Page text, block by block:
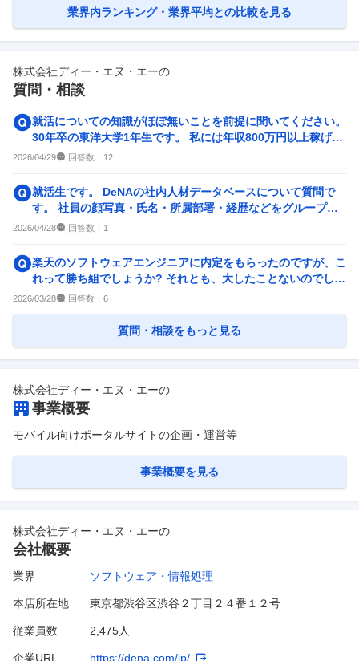
業界内ランキング・業界平均との比較を見る
株式会社ディー・エヌ・エーの
質問・相談
就活についての知識がほぼ無いことを前提に聞いてください。
30年卒の東洋大学1年生です。 私には年収800万円以上稼げる
ようになり...
2026/04/29 回答数： 12
就活生です。 DeNAの社内人材データベースについて質問で
す。 社員の顔写真・氏名・所属部署・経歴などをグループ会
社内で検索できるツ...
2026/04/28 回答数： 1
楽天のソフトウェアエンジニアに内定をもらったのですが、こ
れって勝ち組でしょうか? それとも、大したことないのでしょ
うか? 自分は少な...
2026/03/28 回答数： 6
質問・相談をもっと見る
株式会社ディー・エヌ・エーの
事業概要
モバイル向けポータルサイトの企画・運営等
事業概要を見る
株式会社ディー・エヌ・エーの
会社概要
業界 ソフトウェア・情報処理
本店所在地 東京都渋谷区渋谷２丁目２４番１２号
従業員数 2,475人
企業URL https://dena.com/jp/